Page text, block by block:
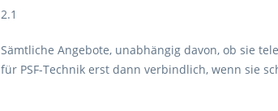
2.1
Sämtliche Angebote, unabhängig davon, ob sie
für PSF-Technik erst dann verbindlich, wenn sie